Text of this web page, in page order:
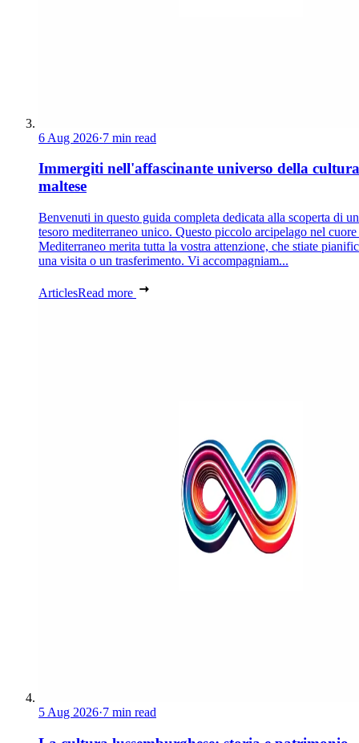
6 Aug 2026·7 min read
Immergiti nell'affascinante universo della cultura
maltese
Benvenuti in questo guida completa dedicata alla scoperta di un
tesoro mediterraneo unico. Questo piccolo arcipelago nel
Mediterraneo merita tutta la vostra attenzione, che stiate
una visita o un trasferimento. Vi accompagniam...
ArticlesRead more
5 Aug 2026·7 min read